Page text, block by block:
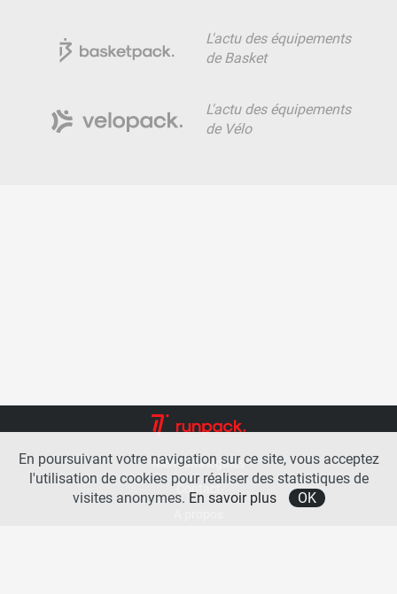
L'actu des équipements
de Basket
L'actu des équipements
de Vélo
Mentions légales
En poursuivant votre navigation sur ce site, vous acceptez
l'utilisation de cookies pour réaliser des statistiques de
visites anonymes. En savoir plus OK